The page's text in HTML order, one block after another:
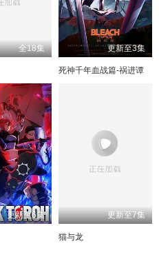
251
254 255
259
262
208
211 212
216
219
223
227 228
231 232
235
239 240集上
168
171 172
176
179
183
187 188
191 192
195
199 200
128
131 132
136
139
143
147 148
151 152
155
159 160
全18集 更新至3集
死神千年血战篇-祸进谭
更新至6集 更新至7集
猫与龙